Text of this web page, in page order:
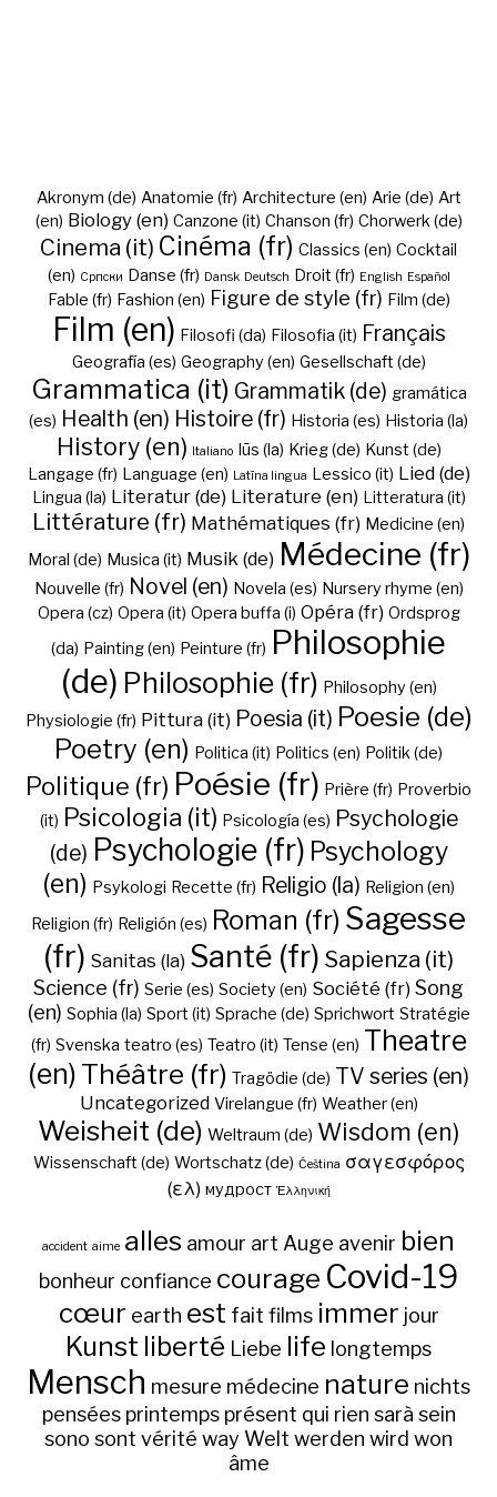
Akronym (de) Anatomie (fr) Architecture (en) Arie (de) Art
(en) Biology (en) Canzone (it) Chanson (fr) Chorwerk (de)
Cinema (it) Cinéma (fr) Classics (en) Cocktail
(en) Cрпски Danse (fr) Dansk Deutsch Droit (fr) English Español
Fable (fr) Fashion (en) Figure de style (fr) Film (de)
Film (en) Filosofi (da) Filosofia (it) Français
Geografía (es) Geography (en) Gesellschaft (de)
Grammatica (it) Grammatik (de) gramática
(es) Health (en) Histoire (fr) Historia (es) Historia (la)
History (en) Italiano Iūs (la) Krieg (de) Kunst (de)
Langage (fr) Language (en) Latīna lingua Lessico (it) Lied (de)
Lingua (la) Literatur (de) Literature (en) Litteratura (it)
Littérature (fr) Mathématiques (fr) Medicine (en)
Moral (de) Musica (it) Musik (de) Médecine (fr)
Nouvelle (fr) Novel (en) Novela (es) Nursery rhyme (en)
Opera (cz) Opera (it) Opera buffa (i) Opéra (fr) Ordsprog
(da) Painting (en) Peinture (fr) Philosophie
(de) Philosophie (fr) Philosophy (en)
Physiologie (fr) Pittura (it) Poesia (it) Poesie (de)
Poetry (en) Politica (it) Politics (en) Politik (de)
Politique (fr) Poésie (fr) Prière (fr) Proverbio
(it) Psicologia (it) Psicología (es) Psychologie
(de) Psychologie (fr) Psychology
(en) Psykologi Recette (fr) Religio (la) Religion (en)
Religion (fr) Religión (es) Roman (fr) Sagesse
(fr) Sanitas (la) Santé (fr) Sapienza (it)
Science (fr) Serie (es) Society (en) Société (fr) Song
(en) Sophia (la) Sport (it) Sprache (de) Sprichwort Stratégie
(fr) Svenska teatro (es) Teatro (it) Tense (en) Theatre
(en) Théâtre (fr) Tragödie (de) TV series (en)
Uncategorized Virelangue (fr) Weather (en)
Weisheit (de) Weltraum (de) Wisdom (en)
Wissenschaft (de) Wortschatz (de) Čeština σαγεσφόρος
(ελ) мудрост Ἑλληνική
accident aime alles amour art Auge avenir bien
bonheur confiance courage Covid-19
cœur earth est fait films immer jour
Kunst liberté Liebe life longtemps
Mensch mesure médecine nature nichts
pensées printemps présent qui rien sarà sein
sono sont vérité way Welt werden wird won
âme